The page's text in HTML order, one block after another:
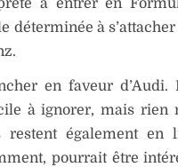
déterminée à
en faveur d’Audi.
à ignorer, mais rien
restent également en
pourrait être